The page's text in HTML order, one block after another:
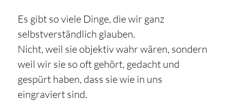
Es gibt so viele Dinge, die wir ganz
selbstverständlich glauben.
Nicht, weil sie objektiv wahr wären, sondern
weil wir sie so oft gehört, gedacht und
gespürt haben, dass sie wie in uns
eingraviert sind.